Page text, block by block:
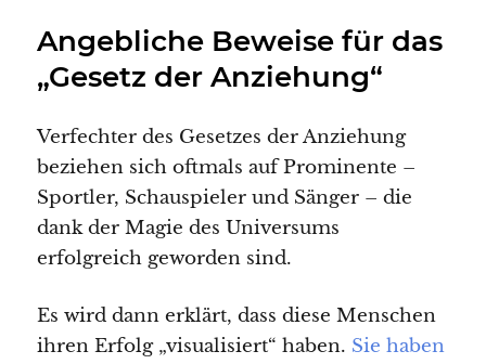
Angebliche Beweise für das
„Gesetz der Anziehung“
Verfechter des Gesetzes der Anziehung
beziehen sich oftmals auf Prominente –
Sportler, Schauspieler und Sänger – die
dank der Magie des Universums
erfolgreich geworden sind.
Es wird dann erklärt, dass diese Menschen
ihren Erfolg „visualisiert“ haben. Sie haben